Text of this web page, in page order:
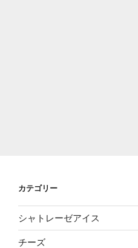
カテゴリー
シャトレーゼアイス
チーズ